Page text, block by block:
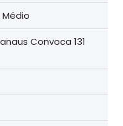
Convoca 131